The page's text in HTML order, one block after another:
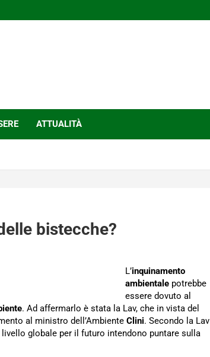
ATTUALITÀ
bistecche?
L’inquinamento
ambientale potrebbe
essere dovuto al
. Ad affermarlo è stata la Lav, che in vista del
al ministro dell’Ambiente Clini. Secondo la Lav
globale per il futuro intendono puntare sulla